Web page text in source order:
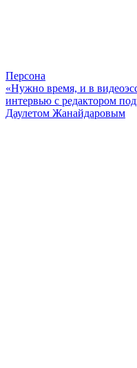
Персона
«Нужно время, и в
интервью с редактором
Даулетом Жанайдаровым